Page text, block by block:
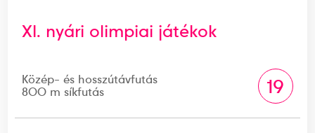
XI. nyári olimpiai játékok
Közép- és hosszútávfutás
800 m síkfutás
19